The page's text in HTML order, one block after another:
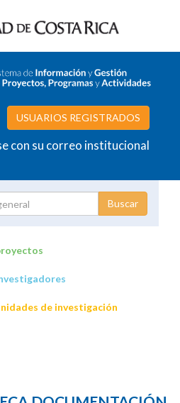
USUARIOS REGISTRADOS
con su correo institucional
de investigación